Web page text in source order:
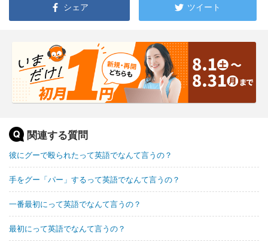
シェア ツイート
関連する質問
彼にグーで殴られたって英語でなんて言うの？
手をグー「パー」するって英語でなんて言うの？
一番最初にって英語でなんて言うの？
最初にって英語でなんて言うの？